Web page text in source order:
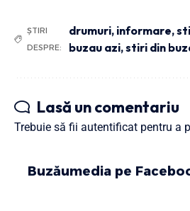
ȘTIRI
DESPRE:
drumuri, informare,
buzau azi,stiri din
Lasă un comentariu
Trebuie să fii autentificat pentru a
Buzăumedia pe